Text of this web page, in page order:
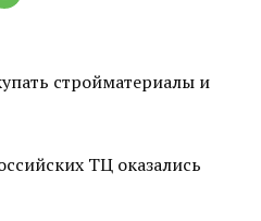
стройматериалы и
ТЦ оказались